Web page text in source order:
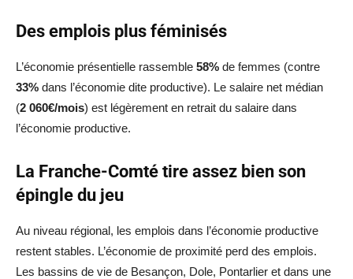
Des emplois plus féminisés
L’économie présentielle rassemble 58% de femmes (contre
33% dans l’économie dite productive). Le salaire net médian
(2 060€/mois) est légèrement en retrait du salaire dans
l’économie productive.
La Franche-Comté tire assez bien son
épingle du jeu
Au niveau régional, les emplois dans l’économie productive
restent stables. L’économie de proximité perd des emplois.
Les bassins de vie de Besançon, Dole, Pontarlier et dans une